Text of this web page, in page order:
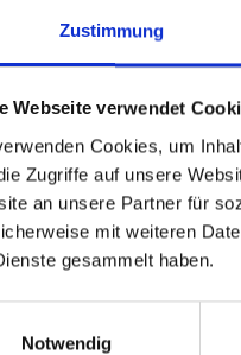
Zustimmung
Webseite verwendet
Cookies, um
Zugriffe auf unsere
an unsere Partner für
mit weiteren
gesammelt haben.
Notwendig
in Fürth
Verkauf IhrerImmobilie
unterstützt Sie
. Wir werden Sie